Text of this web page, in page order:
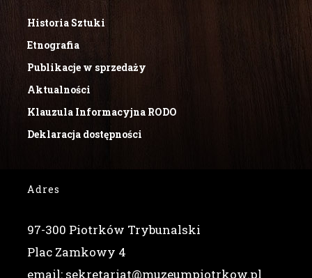
Historia Sztuki
Etnografia
Publikacje w sprzedaży
Aktualności
Klauzula Informacyjna RODO
Deklaracja dostępności
Adres
97-300 Piotrków Trybunalski
Plac Zamkowy 4
email: sekretariat@muzeumpiotrkow.pl